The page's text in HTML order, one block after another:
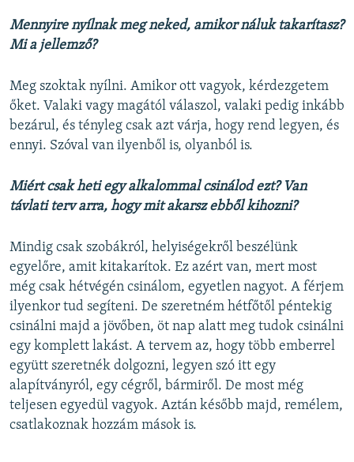
Mennyire nyílnak meg neked, amikor náluk takarítasz?
Mi a jellemző?
Meg szoktak nyílni. Amikor ott vagyok, kérdezgetem
őket. Valaki vagy magától válaszol, valaki pedig inkább
bezárul, és tényleg csak azt várja, hogy rend legyen, és
ennyi. Szóval van ilyenből is, olyanból is.
Miért csak heti egy alkalommal csinálod ezt? Van
távlati terv arra, hogy mit akarsz ebből kihozni?
Mindig csak szobákról, helyiségekről beszélünk
egyelőre, amit kitakarítok. Ez azért van, mert most
még csak hétvégén csinálom, egyetlen nagyot. A férjem
ilyenkor tud segíteni. De szeretném hétfőtől péntekig
csinálni majd a jövőben, öt nap alatt meg tudok csinálni
egy komplett lakást. A tervem az, hogy több emberrel
együtt szeretnék dolgozni, legyen szó itt egy
alapítványról, egy cégről, bármiről. De most még
teljesen egyedül vagyok. Aztán később majd, remélem,
csatlakoznak hozzám mások is.